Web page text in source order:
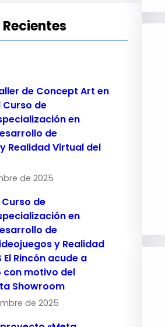
de Concept Art en
Curso de
en
de
Realidad Virtual del
de 2025
Curso de
en
de
y Realidad
El Rincón acude a
con motivo del
Showroom
de 2025